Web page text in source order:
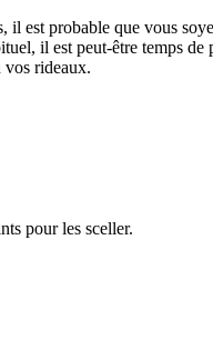
il est probable que vous
il est peut-être temps de
vos rideaux.
pour les sceller.